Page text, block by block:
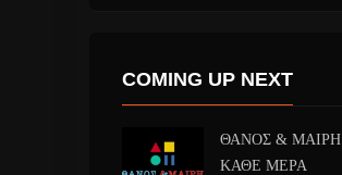
COMING UP NEXT
ΘΑΝΟΣ & ΜΑΙΡΗ
ΚΑΘΕ ΜΕΡΑ